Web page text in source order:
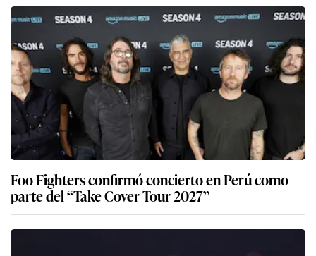
Foo Fighters confirmó concierto en Perú como
parte del “Take Cover Tour 2027”